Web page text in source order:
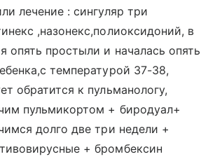
лечение : сингуляр три
,назонекс,полиоксидоний, в
опять простыли и началась опять
температурой 37-38,
обратится к пульманологу,
пульмикортом + биродуал+
долго две три недели +
+ бромбексин